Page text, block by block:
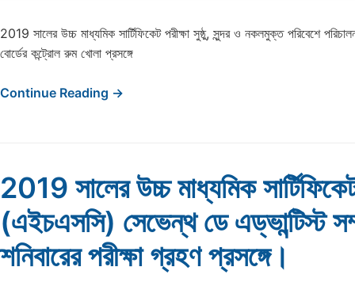
2019 সালের উচ্চ মাধ্যমিক সার্টিফিকেট পরীক্ষা সুষ্ঠু, সুন্দর ও নকলমুক্ত পরিবেশে
বোর্ডের কন্ট্রোল রুম খোলা প্রসঙ্গে
Continue Reading →
2019 সালের উচ্চ মাধ্যমিক
(এইচএসসি) সেভেন্থ ডে এড্ভান্টিস্ট
শনিবারের পরীক্ষা গ্রহণ প্রসঙ্গে।